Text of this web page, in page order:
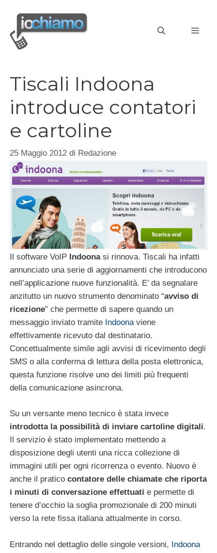
contenuto
Tiscali Indoona
introduce contatori
e cartoline
25 Maggio 2012 di Redazione
Il software VoIP Indoonasi rinnova. Tiscali ha infatti
annunciato una serie di aggiornamenti che introducono
nell’applicazione nuove funzionalità. E’ da segnalare
anzitutto un nuovo strumento denominato “avviso di
ricezione” che permette di sapere quando un
messaggio inviato tramite Indoonaviene
effettivamente ricevuto dal destinatario.
Concettualmente simile agli avvisi di ricevimento degli
SMS o alla conferma di lettura della posta elettronica,
questa funzione risolve uno dei limiti più frequenti
della comunicazione asincrona.
Su un versante meno tecnico è stata invece
introdotta la possibilità di inviare cartoline digitali.
Il servizio è stato implementato mettendo a
disposizione degli utenti una ricca collezione di
immagini utili per ogni ricorrenza o evento. Nuovo è
anche il pratico contatore delle chiamate che riporta
i minuti di conversazione effettuati e permette di
tenere d’occhio la soglia promozionale di 200 minuti
verso la rete fissa italiana attualmente in corso.
Entrando nel dettaglio delle singole versioni, Indoona